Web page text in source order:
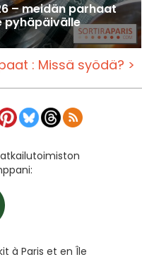
– meidän parhaat
pyhäpäivälle
: Missä syödä? >
à Paris et en Île